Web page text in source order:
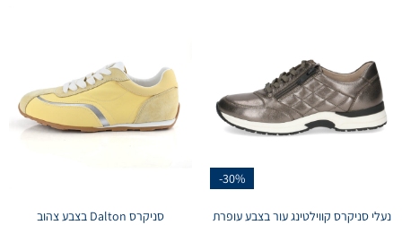
-30%
נעלי סניקרס קווילטינג עור בצבע עופרת
סניקרס Dalton בצבע צהוב